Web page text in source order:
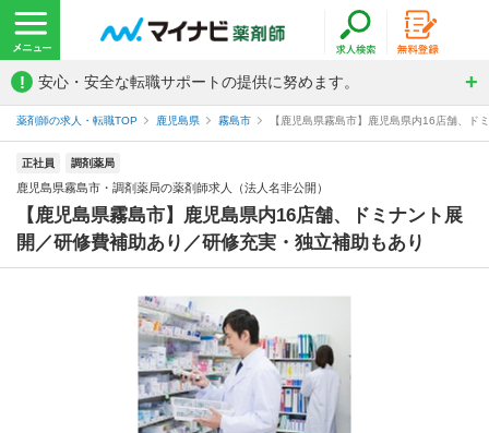
! 安心・安全な転職サポートの提供に努めます。
薬剤師の求人・転職TOP 鹿児島県 霧島市 【鹿児島県霧島市】鹿児島県内16店舗、
正社員 調剤薬局
鹿児島県霧島市・調剤薬局の薬剤師求人（法人名非公開）
【鹿児島県霧島市】鹿児島県内16店舗、ドミナント展
開／研修費補助あり／研修充実・独立補助もあり